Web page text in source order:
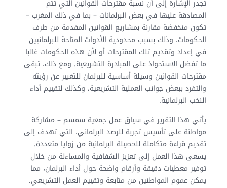
تجدر الإشارة إلى أن نسبة مقترحات القوانين التي تتم
المصادقة عليها في بعض البرلمانات – بما في ذلك المغرب –
تكون منخفضة مقارنة بمشاريع القوانين المقدمة من طرف
الحكومات، وذلك بسبب محدودية الأدوات المتاحة للبرلمانيين
في إعداد وتقديم تلك المقترحات أو لأن هذه الحكومات غالبا
ما تفضل الاستحواذ على المبادرة التشريعية. ومع ذلك، تبقى
مقترحات القوانين وسيلة أساسية للبرلمان للتعبير عن رؤيته
والتفرد ببعض جوانب العملية التشريعية، وكذلك لتقييم أداء
النخب البرلمانية.
يأتي هذا التقرير في سياق عمل جمعية سمسم – مشاركة
مواطنة على تأسيس تجربة للرصد البرلماني، التي تهدف إلى
تقديم قراءة متكاملة للحصيلة البرلمانية من زوايا متعددة.
يسعى هذا العمل إلى تعزيز الشفافية والمساءلة من خلال
توفير معطيات دقيقة وأرقام واضحة حول أداء البرلمان، مما
يمكن عموم المواطنين من متابعة وتقييم العمل التشريعي.